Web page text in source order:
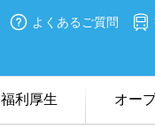
よくあるご質問
福利厚生 オー